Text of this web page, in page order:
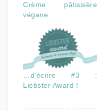
Crème pâtissière
végane
…d’écrire #3 :
Liebster Award !